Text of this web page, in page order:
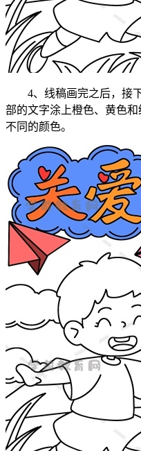
4、线稿画完之后，接下
部的文字涂上橙色、黄色
不同的颜色。